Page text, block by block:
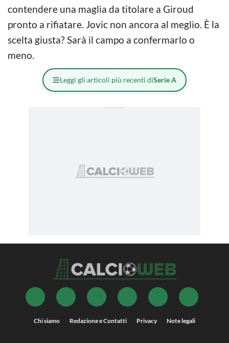
contendere una maglia da titolare a Giroud
pronto a rifiatare. Jovic non ancora al meglio. È la
scelta giusta? Sarà il campo a confermarlo o
meno.
Leggi gli articoli più recenti diSerie A
Chi siamo Redazione e Contatti Privacy Note legali